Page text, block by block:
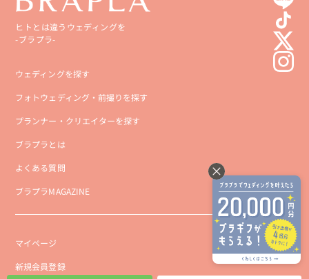
ヒトとは違うウェディングを
-ブラプラ-
ウェディングを探す
フォトウェディング・前撮りを探す
プランナー・クリエイターを探す
ブラプラとは
よくある質問
ブラプラMAGAZINE
マイページ
新規会員登録